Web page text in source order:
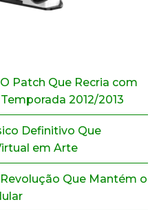
Patch Que Recria com
2012/2013
Definitivo Que
em Arte
Revolução Que Mantém o